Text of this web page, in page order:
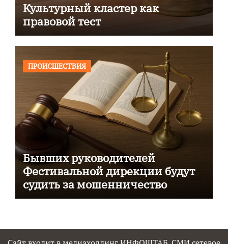
Культурный кластер как
правовой тест
ПРОИСШЕСТВИЯ
Бывших руководителей
Фестивальной дирекции будут
судить за мошенничество